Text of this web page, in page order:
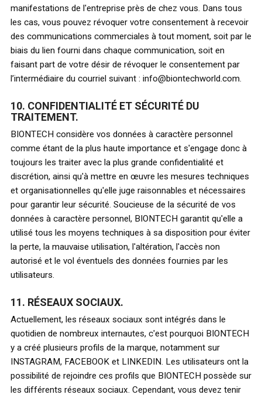
manifestations de l'entreprise près de chez vous. Dans tous
les cas, vous pouvez révoquer votre consentement à recevoir
des communications commerciales à tout moment, soit par le
biais du lien fourni dans chaque communication, soit en
faisant part de votre désir de révoquer le consentement par
l’intermédiaire du courriel suivant : info@biontechworld.com.
10. CONFIDENTIALITÉ ET SÉCURITÉ DU
TRAITEMENT.
BIONTECH considère vos données à caractère personnel
comme étant de la plus haute importance et s'engage donc à
toujours les traiter avec la plus grande confidentialité et
discrétion, ainsi qu'à mettre en œuvre les mesures techniques
et organisationnelles qu'elle juge raisonnables et nécessaires
pour garantir leur sécurité. Soucieuse de la sécurité de vos
données à caractère personnel, BIONTECH garantit qu'elle a
utilisé tous les moyens techniques à sa disposition pour éviter
la perte, la mauvaise utilisation, l'altération, l'accès non
autorisé et le vol éventuels des données fournies par les
utilisateurs.
11. RÉSEAUX SOCIAUX.
Actuellement, les réseaux sociaux sont intégrés dans le
quotidien de nombreux internautes, c'est pourquoi BIONTECH
y a créé plusieurs profils de la marque, notamment sur
INSTAGRAM, FACEBOOK et LINKEDIN. Les utilisateurs ont la
possibilité de rejoindre ces profils que BIONTECH possède sur
les différents réseaux sociaux. Cependant, vous devez tenir